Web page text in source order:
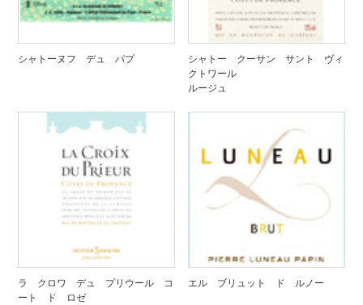
シャトーヌフ デュ パプ
シャトー クーサン サント ヴィ
クトワール
ルージュ
ラ クロワ デュ プリウール コ
ート ド ロゼ
エル ブリュット ド ルノー